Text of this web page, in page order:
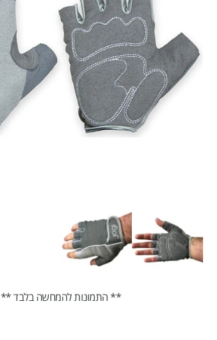
** התמונות להמחשה בלבד **